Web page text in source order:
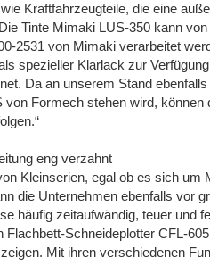
Kraftfahrzeugteile, die eine
Tinte Mimaki LUS-350 kann
2531 von Mimaki verarbeitet
spezieller Klarlack zur
Da an unserem Stand
von Formech stehen wird,
eng verzahnt
Kleinserien, egal ob es sich um
die Unternehmen ebenfalls vor
häufig zeitaufwändig, teuer und
Flachbett-Schneideplotter CFL-
Mit ihren verschiedenen